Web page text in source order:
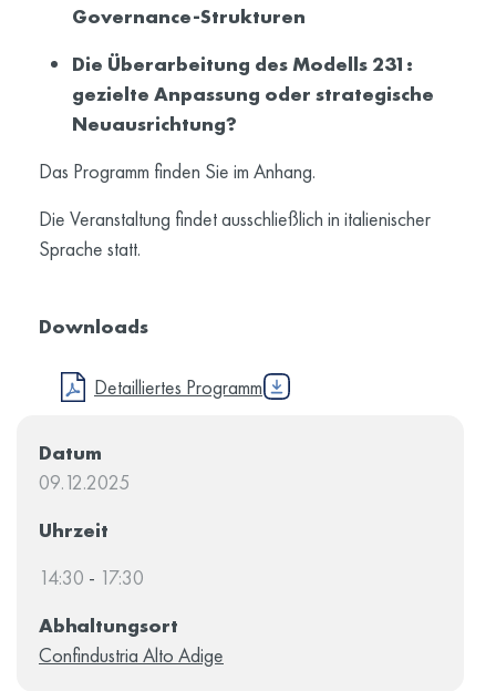
Datum
09.12.2025
Uhrzeit
14:30 - 17:30
Abhaltungsort
Confindustria Alto Adige
Governance-Strukturen
Die Überarbeitung des Modells 231:
gezielte Anpassung oder strategische
Neuausrichtung?
Das Programm finden Sie im Anhang.
Die Veranstaltung findet ausschließlich in italienischer
Sprache statt.
Downloads
Detailliertes Programm